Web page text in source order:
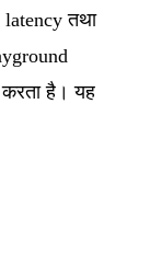
तथा
करता है। यह